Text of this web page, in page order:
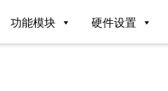
功能模块 硬件设置